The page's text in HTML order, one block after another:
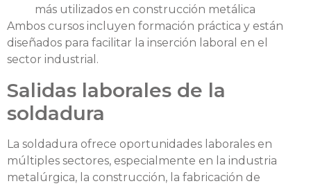
más utilizados en construcción metálica
Ambos cursos incluyen formación práctica y están
diseñados para facilitar la inserción laboral en el
sector industrial.
Salidas laborales de la
soldadura
La soldadura ofrece oportunidades laborales en
múltiples sectores, especialmente en la industria
metalúrgica, la construcción, la fabricación de